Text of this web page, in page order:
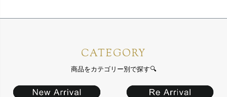
CATEGORY
商品をカテゴリー別で探す🔍